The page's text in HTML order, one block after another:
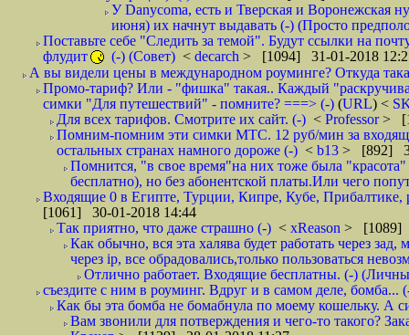
У Danycoma, есть и Тверская и Воронежская
июня) их начнут выдавать (-) (Просто
Поставьте себе "Следить за темой". Будут ссылки на
флудит
(-) (Совет) < decarch > [1094] 31-01-2018
А вы видели цены в международном роуминге? Откуда
Промо-тариф? Или - "фишка" такая.. Каждый
симки "Для путешествий" - помните? ===> (-) (URL) <
Для всех тарифов. Смотрите их сайт. (-) < Professor>
Помним-помним эти симки МТС. 12 руб/мин за
остальных странах намного дороже (-) < b13 > [892]
Помнится, "в свое время"на них тоже была
бесплатно), но без абонентской платы.Или чего
Входящие 0 в Египте, Турции, Кипре, Кубе,
[1061] 30-01-2018 14:44
Так приятно, что даже страшно (-) < xReason > [1089]
Как обычно, вся эта халява будет работать через
через ip, все обрадовались,только пользоваться
Отлично работает. Входящие бесплатны. (-)
съездите с ним в роуминг. Вдруг и в самом деле, бомба...
Как бы эта бомба не бомабнула по моему кошельку. А
Вам звонили для потверждения и чего-то такого?